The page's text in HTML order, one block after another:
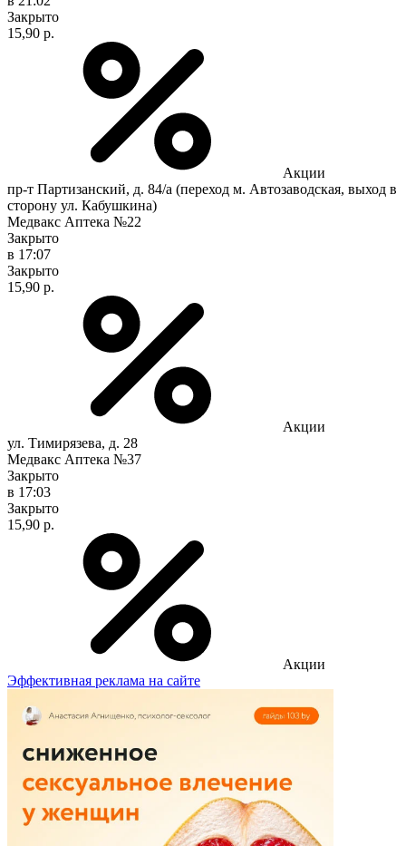
Закрыто
15,90 р.
Акции
пр-т Партизанский, д. 84/а (переход м. Автозаводская, выход в
сторону ул. Кабушкина)
Медвакс Аптека №22
Закрыто
в 17:07
Закрыто
15,90 р.
Акции
ул. Тимирязева, д. 28
Медвакс Аптека №37
Закрыто
в 17:03
Закрыто
15,90 р.
Акции
Эффективная реклама на сайте